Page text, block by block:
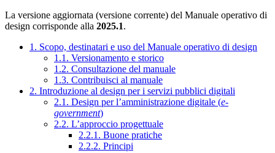
La versione aggiornata (versione corrente) del Manuale operativo di
design corrisponde alla 2025.1.
1. Scopo, destinatari e uso del Manuale operativo di design
1.1. Versionamento e storico
1.2. Consultazione del manuale
1.3. Contribuisci al manuale
2. Introduzione al design per i servizi pubblici digitali
2.1. Design per l’amministrazione digitale (e-
government)
2.2. L’approccio progettuale
2.2.1. Buone pratiche
2.2.2. Principi